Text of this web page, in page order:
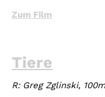
Zum Film
Tiere
R: Greg Zglinski,